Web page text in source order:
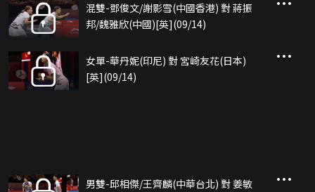
混雙-鄧俊文/謝影雪(中國香港) 對 蔣振
邦/魏雅欣(中國)[英](09/14)
女單-華丹妮(印尼) 對 宮崎友花(日本)
[英](09/14)
男雙-邱相傑/王齊麟(中華台北) 對 姜敏